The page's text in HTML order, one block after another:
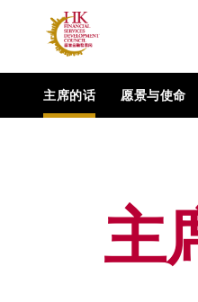
主席的话 愿景与使命
主